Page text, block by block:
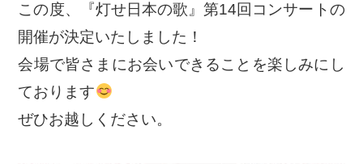
この度、『灯せ日本の歌』第14回コンサートの
開催が決定いたしました！
会場で皆さまにお会いできることを楽しみにし
ております
ぜひお越しください。